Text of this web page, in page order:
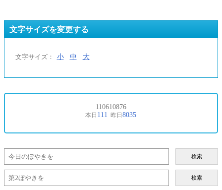
文字サイズを変更する
文字サイズ： 小 中 大
検索
検索